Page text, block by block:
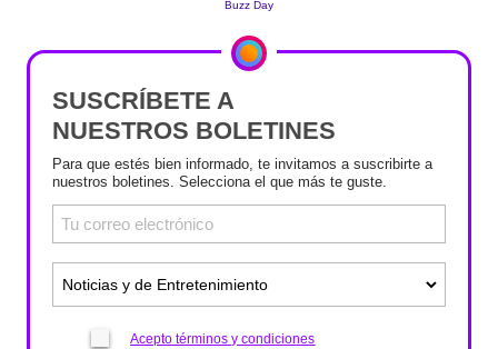
SUSCRÍBETE A
NUESTROS BOLETINES
Para que estés bien informado, te invitamos a suscribirte a
nuestros boletines. Selecciona el que más te guste.
Acepto términos y condiciones